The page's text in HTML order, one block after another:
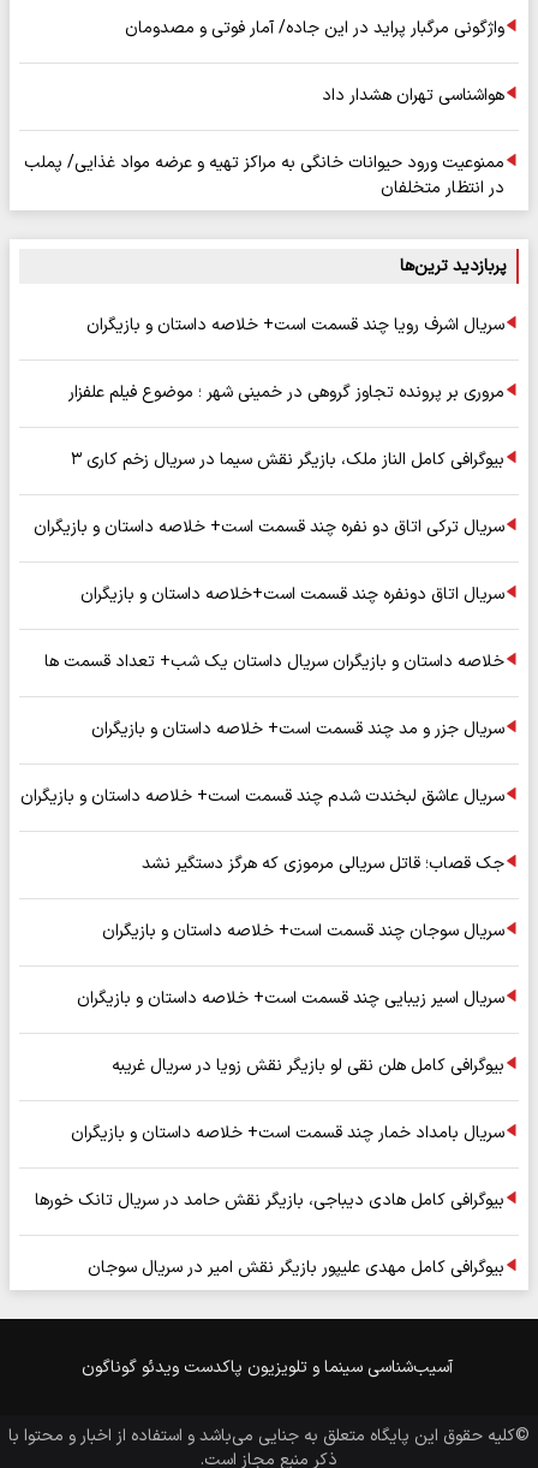
واژگونی مرگبار پراید در این جاده/ آمار فوتی و مصدومان
هواشناسی تهران هشدار داد
ممنوعیت ورود حیوانات خانگی به مراکز تهیه و عرضه مواد غذایی/ پملب
در انتظار متخلفان
پربازدید ترین‌ها
سریال اشرف رویا چند قسمت است+ خلاصه داستان و بازیگران
مروری بر پرونده تجاوز گروهی در خمینی شهر ؛ موضوع فیلم علفزار
بیوگرافی کامل الناز ملک، بازیگر نقش سیما در سریال زخم کاری ۳
سریال ترکی اتاق دو نفره چند قسمت است+ خلاصه داستان و بازیگران
سریال اتاق دونفره چند قسمت است+خلاصه داستان و بازیگران
خلاصه داستان و بازیگران سریال داستان یک شب+ تعداد قسمت ها
سریال جزر و مد چند قسمت است+ خلاصه داستان و بازیگران
سریال عاشق لبخندت شدم چند قسمت است+ خلاصه داستان و بازیگران
جک قصاب؛ قاتل سریالی مرموزی که هرگز دستگیر نشد
سریال سوجان چند قسمت است+ خلاصه داستان و بازیگران
سریال اسیر زیبایی چند قسمت است+ خلاصه داستان و بازیگران
بیوگرافی کامل هلن نقی لو بازیگر نقش زویا در سریال غریبه
سریال بامداد خمار چند قسمت است+ خلاصه داستان و بازیگران
بیوگرافی کامل هادی دیباجی، بازیگر نقش حامد در سریال تانک خورها
بیوگرافی کامل مهدی علیپور بازیگر نقش امیر در سریال سوجان
آسیب‌شناسی سینما و تلویزیون پاکدست ویدئو گوناگون
©کلیه حقوق این پایگاه متعلق به جنایی می‌باشد و استفاده از اخبار و محتوا با
ذکر منبع مجاز است.